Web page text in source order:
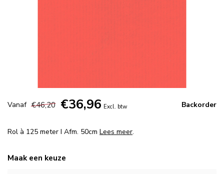
Vanaf €46,20 €36,96 Excl. btw Backorder
Rol à 125 meter I Afm. 50cm Lees meer.
Maak een keuze